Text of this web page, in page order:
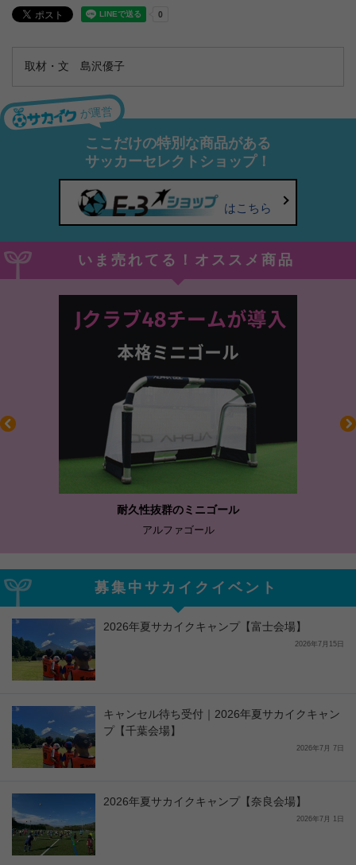
取材・文 島沢優子
が運営
ここだけの特別な商品がある
サッカーセレクトショップ！
はこちら
いま売れてる！オススメ商品
耐久性抜群のミニゴール
アルファゴール
募集中サカイクイベント
2026年夏サカイクキャンプ【富士会場】
2026年7月15日
キャンセル待ち受付｜2026年夏サカイクキャン
プ【千葉会場】
2026年7月 7日
2026年夏サカイクキャンプ【奈良会場】
2026年7月 1日